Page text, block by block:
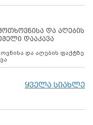
და აღების
დააკავა
ყველა სიახლე